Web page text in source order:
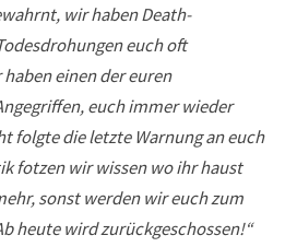
wir haben Death-
euch oft
einen der euren
euch immer wieder
folgte die letzte Warnung an euch
fotzen wir wissen wo ihr haust
sonst werden wir euch zum
heute wird zurückgeschossen!“